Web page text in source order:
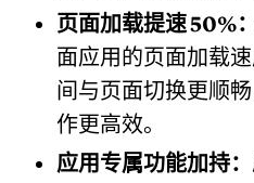
页面加载提速 50%：
面应用的页面加载
间与页面切换更顺
作更高效。
应用专属功能加持：